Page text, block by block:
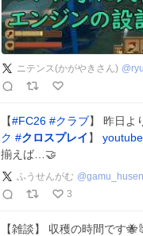
ニテンス(かがやきさん) @
【#FC26 #クラブ】 昨日よ
ク #クロスプレイ 】
揃えば…🤝
ふうせんがむ @
3
【雑談】 収穫の時間です